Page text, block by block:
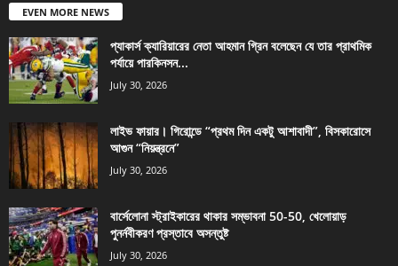
EVEN MORE NEWS
প্যাকার্স ক্যারিয়ারের নেতা আহমান গ্রিন বলেছেন যে তার প্রাথমিক
পর্যায়ে পারকিনসন...
July 30, 2026
লাইভ ফায়ার। গিরোন্ডে “প্রথম দিন একটু আশাবাদী”, বিসকারোসে
আগুন “নিয়ন্ত্রনে”
July 30, 2026
বার্সেলোনা স্ট্রাইকারের থাকার সম্ভাবনা 50-50, খেলোয়াড়
পুনর্নবীকরণ প্রস্তাবে অসন্তুষ্ট
July 30, 2026